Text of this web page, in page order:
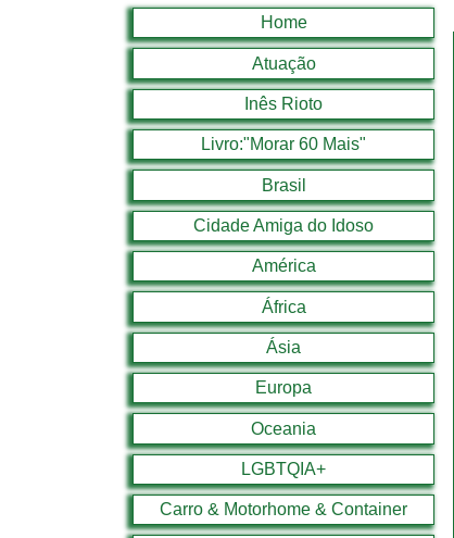
Home
Atuação
Inês Rioto
Livro:"Morar 60 Mais"
Brasil
Cidade Amiga do Idoso
América
África
Ásia
Europa
Oceania
LGBTQIA+
Carro & Motorhome & Container